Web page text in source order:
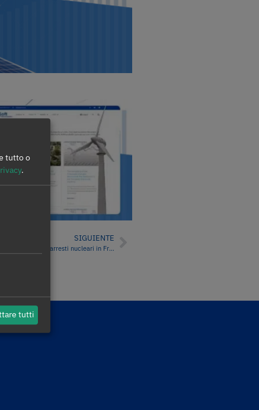
SIGUIENTE
I prezzi dei mercati dell’elettricità sono aumentati a causa delle temperature e degli arresti nucleari in Francia
legale
tutto o
.
tutti